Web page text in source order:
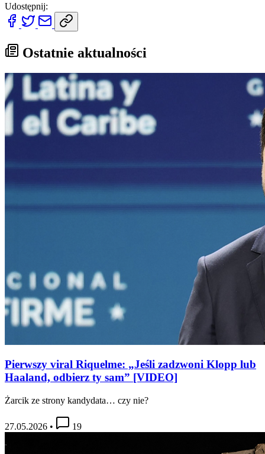
Udostępnij:
Ostatnie aktualności
Pierwszy viral Riquelme: „Jeśli zadzwoni Klopp lub
Haaland, odbierz ty sam” [VIDEO]
Żarcik ze strony kandydata… czy nie?
27.05.2026 • 19